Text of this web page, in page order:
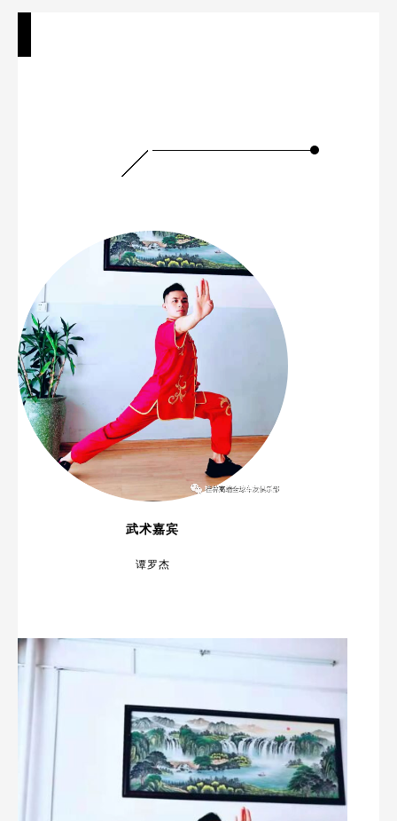
武术嘉宾
谭罗杰